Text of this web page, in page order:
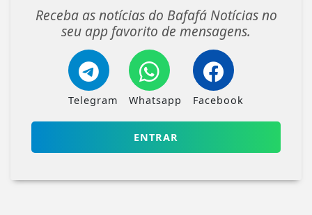
Receba as notícias do Bafafá Notícias no
seu app favorito de mensagens.
Telegram Whatsapp Facebook
ENTRAR